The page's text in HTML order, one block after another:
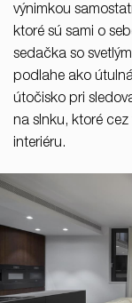
výnimkou
ktoré sú sami o
sedačka so
podlahe ako
útočisko pri
na slnku, ktoré
interiéru.